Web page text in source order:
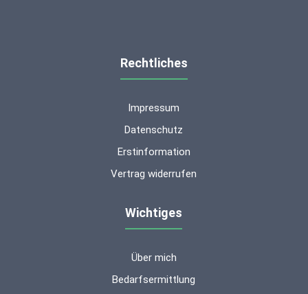
Rechtliches
Impressum
Datenschutz
Erstinformation
Vertrag widerrufen
Wichtiges
Über mich
Bedarfsermittlungms-finanzen GmbH